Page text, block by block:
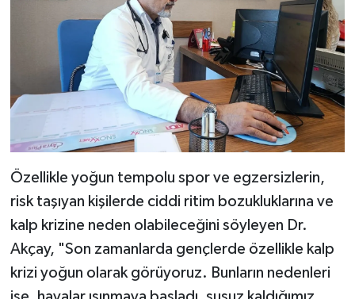
Özellikle yoğun tempolu spor ve egzersizlerin,
risk taşıyan kişilerde ciddi ritim bozukluklarına ve
kalp krizine neden olabileceğini söyleyen Dr.
Akçay, "Son zamanlarda gençlerde özellikle kalp
krizi yoğun olarak görüyoruz. Bunların nedenleri